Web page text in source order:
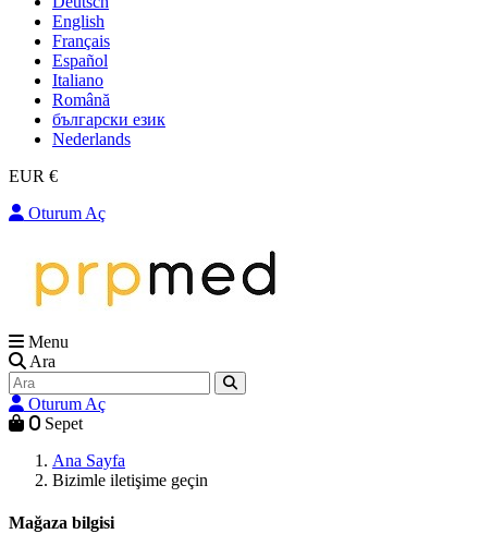
English
Français
Español
Italiano
Română
български език
Nederlands
EUR €
Oturum Aç
Menu
Ara
Oturum Aç
0 Sepet
Ana Sayfa
Bizimle iletişime geçin
Mağaza bilgisi